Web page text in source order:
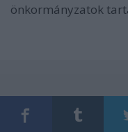
önkormányzatok